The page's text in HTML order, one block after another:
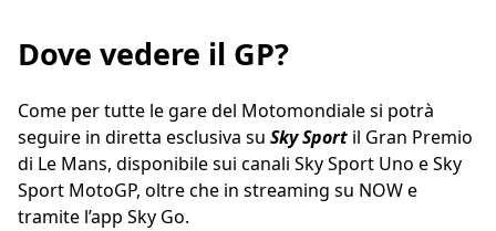
Dove vedere il GP?
Come per tutte le gare del Motomondiale si potrà
seguire in diretta esclusiva su Sky Sport il Gran Premio
di Le Mans, disponibile sui canali Sky Sport Uno e Sky
Sport MotoGP, oltre che in streaming su NOW e
tramite l’app Sky Go.